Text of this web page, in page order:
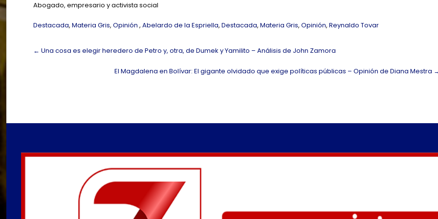
Abogado, empresario y activista social
Destacada,Materia Gris,Opinión ,Abelardo de la Espriella,Destacada,Materia Gris,Opinión,Reynaldo Tovar
Post
← Una cosa es elegir heredero de Petro y, otra, de Dumek y Yamilito – Análisis de John Zamora
El Magdalena en Bolívar: El gigante olvidado que exige políticas públicas – Opinión de Diana Mestra